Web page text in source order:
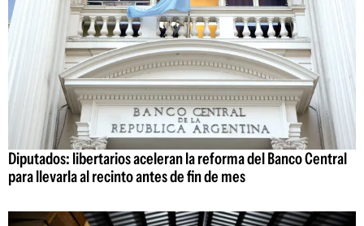
Diputados: libertarios aceleran la reforma del Banco Central
para llevarla al recinto antes de fin de mes